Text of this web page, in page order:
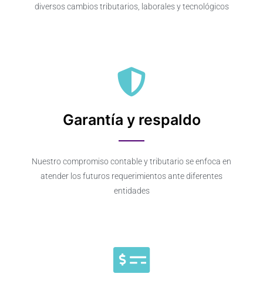
diversos cambios tributarios, laborales y tecnológicos
Garantía y respaldo
Nuestro compromiso contable y tributario se enfoca en
atender los futuros requerimientos ante diferentes
entidades